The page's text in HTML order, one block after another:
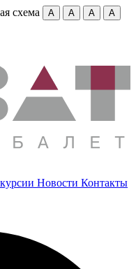
схема A A A
A
Новости Контакты